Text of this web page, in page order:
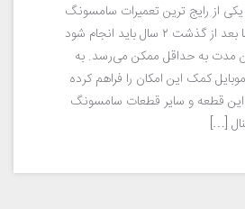
از رایج ترین تعمیرات سامسونگ
A40 می باشد که عموما بعد از گذشت ۲ سال باید انجام شود
مدت به حداقل ممکن می‌رسد. به
کمک این امکان را فراهم کرده
این قطعه و سایر قطعات سامسونگ